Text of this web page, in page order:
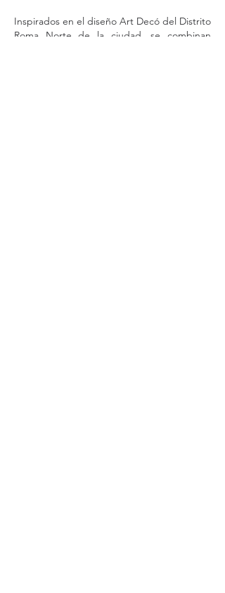
Inspirados en el diseño Art Decó del Distrito
Roma Norte de la ciudad, se combinan